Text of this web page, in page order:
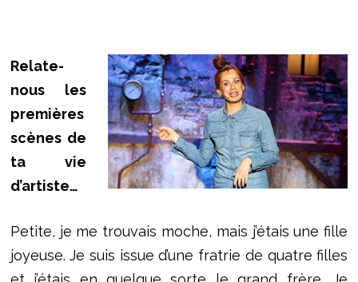
Relate-
nous les
premières
scènes de
ta vie
d’artiste…
Petite, je me trouvais moche, mais j’étais une fille
joyeuse. Je suis issue d’une fratrie de quatre filles